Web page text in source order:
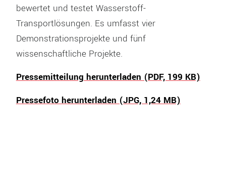
bewertet und testet Wasserstoff-
Transportlösungen. Es umfasst vier
Demonstrationsprojekte und fünf
wissenschaftliche Projekte.
Pressemitteilung herunterladen (PDF, 199 KB)
Pressefoto herunterladen (JPG, 1,24 MB)